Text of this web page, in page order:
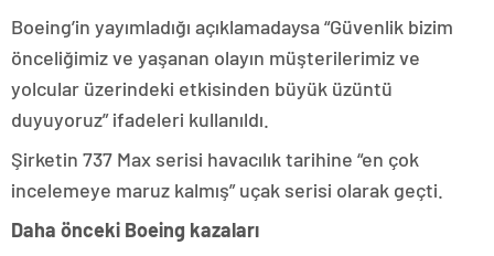
Boeing’in yayımladığı açıklamadaysa “Güvenlik bizim
önceliğimiz ve yaşanan olayın müşterilerimiz ve
yolcular üzerindeki etkisinden büyük üzüntü
duyuyoruz” ifadeleri kullanıldı.
Şirketin 737 Max serisi havacılık tarihine “en çok
incelemeye maruz kalmış” uçak serisi olarak geçti.
Daha önceki Boeing kazaları